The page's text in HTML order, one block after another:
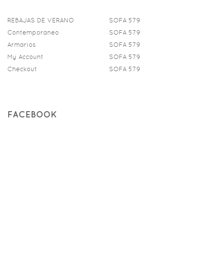
REBAJAS DE VERANO
Contemporaneo
Armarios
My Account
Checkout
SOFA 579
SOFA 579
SOFA 579
SOFA 579
SOFA 579
FACEBOOK